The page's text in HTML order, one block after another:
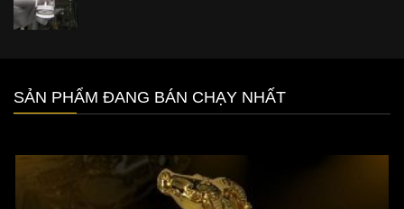
SẢN PHẨM ĐANG BÁN CHẠY NHẤT